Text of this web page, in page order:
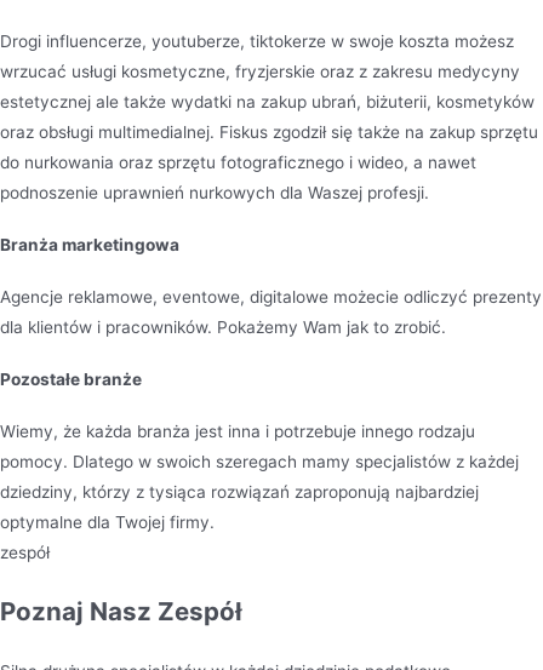
Drogi influencerze, youtuberze, tiktokerze w swoje koszta możesz
wrzucać usługi kosmetyczne, fryzjerskie oraz z zakresu medycyny
estetycznej ale także wydatki na zakup ubrań, biżuterii, kosmetyków
oraz obsługi multimedialnej. Fiskus zgodził się także na zakup sprzętu
do nurkowania oraz sprzętu fotograficznego i wideo, a nawet
podnoszenie uprawnień nurkowych dla Waszej profesji.
Branża marketingowa
Agencje reklamowe, eventowe, digitalowe możecie odliczyć prezenty
dla klientów i pracowników. Pokażemy Wam jak to zrobić.
Pozostałe branże
Wiemy, że każda branża jest inna i potrzebuje innego rodzaju
pomocy. Dlatego w swoich szeregach mamy specjalistów z każdej
dziedziny, którzy z tysiąca rozwiązań zaproponują najbardziej
optymalne dla Twojej firmy.
zespół
Poznaj Nasz Zespół